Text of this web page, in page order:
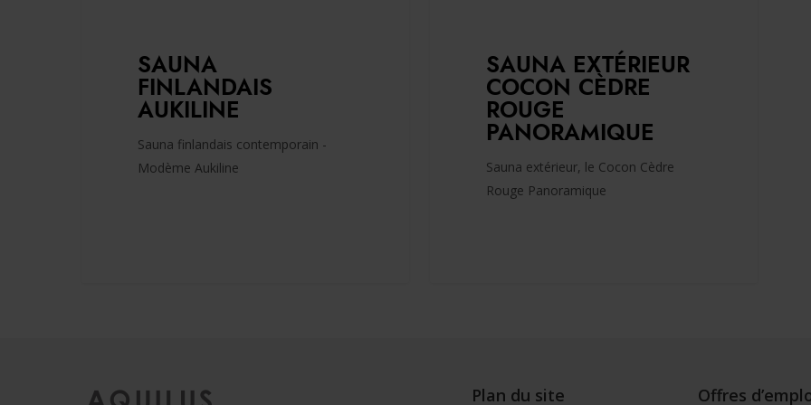
SAUNA
FINLANDAIS
AUKILINE
Sauna finlandais contemporain -
Modème Aukiline
SAUNA EXTÉRIEUR
COCON CÈDRE
ROUGE
PANORAMIQUE
Sauna extérieur, le Cocon Cèdre
Rouge Panoramique
Plan du site Offres